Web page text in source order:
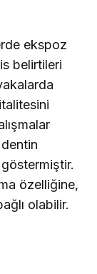
ekspoz
belirtileri
dentin
özelliğine,
olabilir.